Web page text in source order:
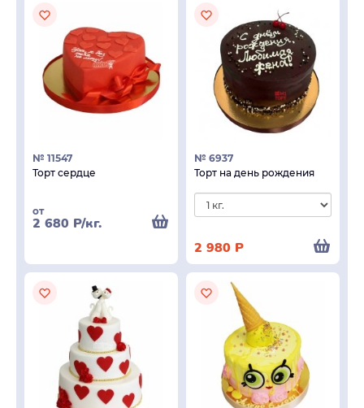
№ 11547
Торт сердце
от
2 680 Р/кг.
№ 6937
Торт на день рождения
2 980 Р